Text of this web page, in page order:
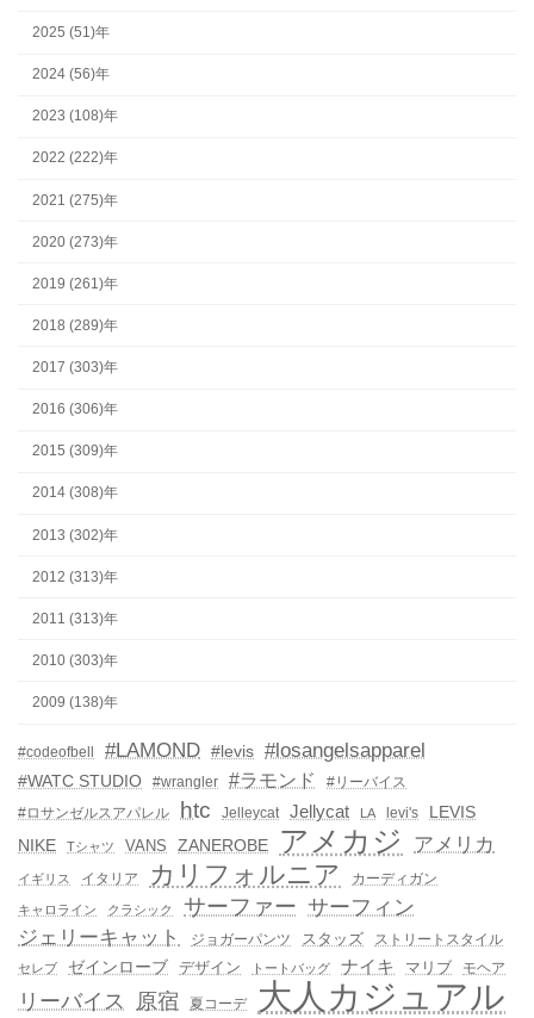
2025 (51)年
2024 (56)年
2023 (108)年
2022 (222)年
2021 (275)年
2020 (273)年
2019 (261)年
2018 (289)年
2017 (303)年
2016 (306)年
2015 (309)年
2014 (308)年
2013 (302)年
2012 (313)年
2011 (313)年
2010 (303)年
2009 (138)年
#codeofbell #LAMOND #levis #losangelsapparel
#WATC STUDIO #wrangler #ラモンド
#リーバイス
#ロサンゼルスアパレル
htc Jelleycat Jellycat LA levi's
LEVIS
NIKE
Tシャツ VANS ZANEROBE アメカジ アメリカ
イギリス イタリア カリフォルニア カーディガン
キャロライン クラシック サーファー サーフィン
ジェリーキャット
ジョガーパンツ スタッズ ストリートスタイル
セレブ ゼインローブ デザイン トートバッグ ナイキ マリブ モヘア
リーバイス 原宿 夏コーデ 大人カジュアル